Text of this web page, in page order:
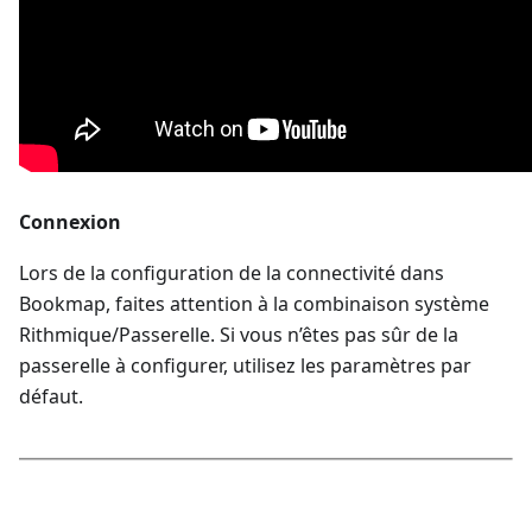
Connexion
Lors de la configuration de la connectivité dans
Bookmap, faites attention à la combinaison système
Rithmique/Passerelle. Si vous n’êtes pas sûr de la
passerelle à configurer, utilisez les paramètres par
défaut.